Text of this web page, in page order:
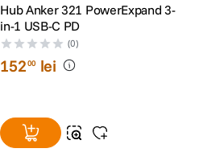
Hub Anker 321 PowerExpand 3-
in-1 USB-C PD
(0)
15200 lei